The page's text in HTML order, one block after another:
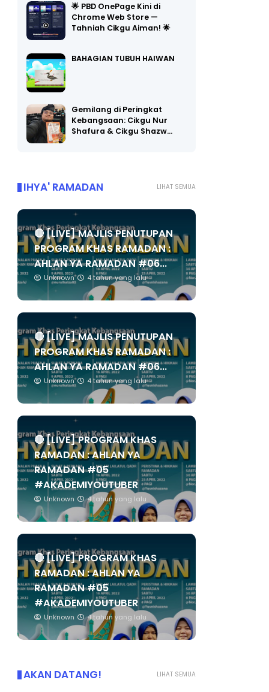
🌟 PBD OnePage Kini di
Chrome Web Store —
Tahniah Cikgu Aiman! 🌟
BAHAGIAN TUBUH HAIWAN
Gemilang di Peringkat
Kebangsaan: Cikgu Nur
Shafura & Cikgu Shazw…
LIHAT SEMUA
IHYA' RAMADAN
🔴 [LIVE] MAJLIS PENUTUPAN
PROGRAM KHAS RAMADAN :
AHLAN YA RAMADAN #06...
Unknown 4 tahun yang lalu
🔴 [LIVE] MAJLIS PENUTUPAN
PROGRAM KHAS RAMADAN :
AHLAN YA RAMADAN #06...
Unknown 4 tahun yang lalu
🔴 [LIVE] PROGRAM KHAS
RAMADAN : AHLAN YA
RAMADAN #05
#AKADEMIYOUTUBER
Unknown 4 tahun yang lalu
🔴 [LIVE] PROGRAM KHAS
RAMADAN : AHLAN YA
RAMADAN #05
#AKADEMIYOUTUBER
Unknown 4 tahun yang lalu
LIHAT SEMUA
AKAN DATANG!